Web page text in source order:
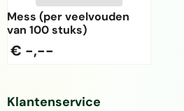
Mess (per veelvouden
van 100 stuks)
€ -,--
Klantenservice